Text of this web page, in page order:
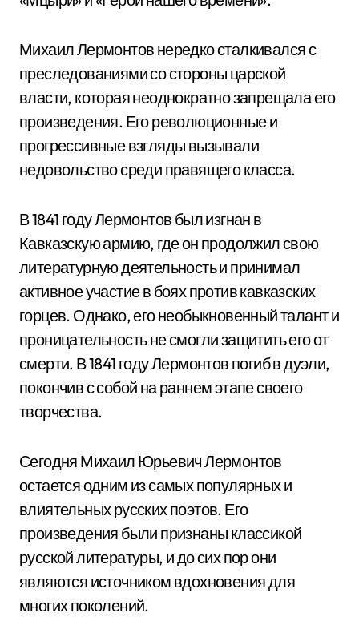
Михаил Лермонтов нередко сталкивался с
преследованиями со стороны царской
власти, которая неоднократно запрещала его
произведения. Его революционные и
прогрессивные взгляды вызывали
недовольство среди правящего класса.
В 1841 году Лермонтов был изгнан в
Кавказскую армию, где он продолжил свою
литературную деятельность и принимал
активное участие в боях против кавказских
горцев. Однако, его необыкновенный талант и
проницательность не смогли защитить его от
смерти. В 1841 году Лермонтов погиб в дуэли,
покончив с собой на раннем этапе своего
творчества.
Сегодня Михаил Юрьевич Лермонтов
остается одним из самых популярных и
влиятельных русских поэтов. Его
произведения были признаны классикой
русской литературы, и до сих пор они
являются источником вдохновения для
многих поколений.